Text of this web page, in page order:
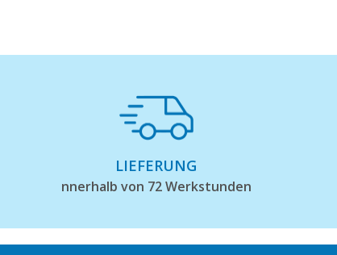
LIEFERUNG
nnerhalb von 72 Werkstunden